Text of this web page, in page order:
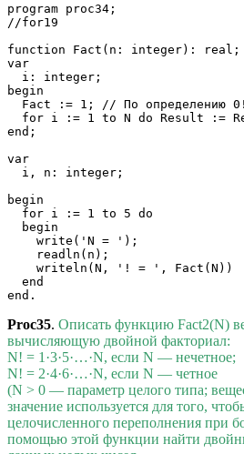
program proc34;
//for19
function Fact(n: integer): real;
var
  i: integer;
begin
Fact := 1; // По определению
for i := 1 to N do Result :=
end;
var
  i, n: integer;
begin
  for i := 1 to 5 do
  begin
    write('N = ');
    readln(n);
    writeln(N, '! = ', Fact(N))
  end
Proc35. Описать функцию Fact2(N)
вычисляющую двойной факториал:
N! = 1·3·5·…·N, если N — нечетное;
N! = 2·4·6·…·N, если N — четное
(N > 0 — параметр целого типа;
значение используется для того,
целочисленного переполнения при
помощью этой функции найти